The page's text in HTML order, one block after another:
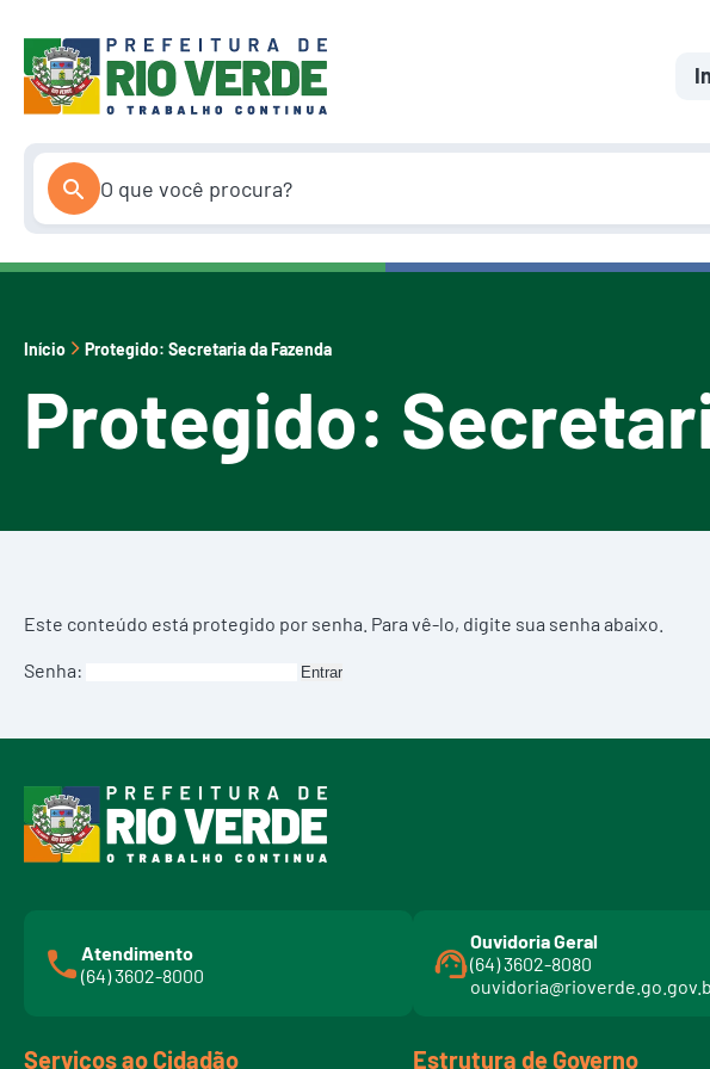
para
conteúdo
Início Protegido: Secretaria da Fazenda
Protegido:
Este conteúdo está protegido por senha. Para vê-lo, digite sua senha abaixo.
Senha:
Atendimento
(64) 3602-8000
Ouvidoria Geral
(64) 3602-8080
Serviços ao Cidadão Estrutura de Governo